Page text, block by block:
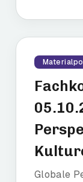
Globale